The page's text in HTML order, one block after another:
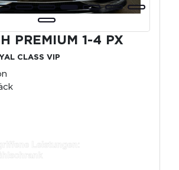
PREMIUM 1-4 PX
CLASS VIP